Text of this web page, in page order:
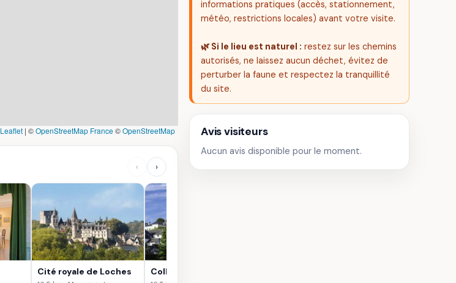
Leaflet | ©OpenStreetMap France©OpenStreetMap
‹ ›
Cité royale de Loches Collégiale Saint-Ours
informations pratiques (accès, stationnement,
météo, restrictions locales) avant votre visite.
🌿 Si le lieu est naturel : restez sur les chemins
autorisés, ne laissez aucun déchet, évitez de
perturber la faune et respectez la tranquillité
du site.
Avis visiteurs
Aucun avis disponible pour le moment.